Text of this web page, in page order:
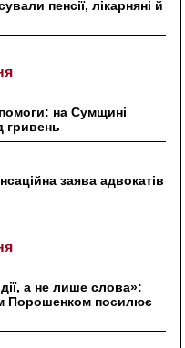
пенсії, лікарняні й
на Сумщині
гривень
заява адвокатів
а не лише слова»:
Порошенком посилює